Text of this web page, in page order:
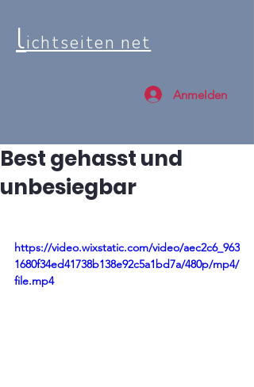
lichtseiten net
Anmelden
Best gehasst und
unbesiegbar
https://video.wixstatic.com/video/aec2c6_963
1680f34ed41738b138e92c5a1bd7a/480p/mp4/
file.mp4